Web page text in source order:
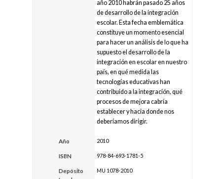
año 2010 habrán pasado 25 años
de desarrollo de la integración
escolar. Esta fecha emblemática
constituye un momento esencial
para hacer un análisis de lo que ha
supuesto el desarrollo de la
integración en escolar en nuestro
país, en qué medida las
tecnologías educativas han
contribuido a la integración, qué
procesos de mejora cabría
establecer y hacia donde nos
deberíamos dirigir.
Año 2010
ISBN 978-84-693-1781-5
Depósito
MU 1078-2010